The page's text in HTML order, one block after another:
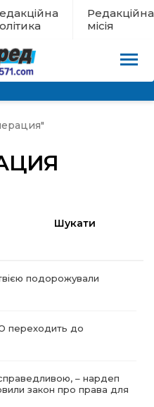
Редакційна
місія
подорожували
переходить до
– нардеп
закон про права для